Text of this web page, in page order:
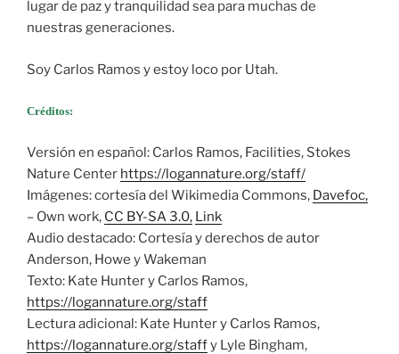
lugar de paz y tranquilidad sea para muchas de
nuestras generaciones.
Soy Carlos Ramos y estoy loco por Utah.
Créditos:
Versión en español: Carlos Ramos, Facilities, Stokes
Nature Center https://logannature.org/staff/
Imágenes: cortesía del Wikimedia Commons, Davefoc,
– Own work, CC BY-SA 3.0, Link
Audio destacado: Cortesía y derechos de autor
Anderson, Howe y Wakeman
Texto: Kate Hunter y Carlos Ramos,
https://logannature.org/staff
Lectura adicional: Kate Hunter y Carlos Ramos,
https://logannature.org/staffy Lyle Bingham,